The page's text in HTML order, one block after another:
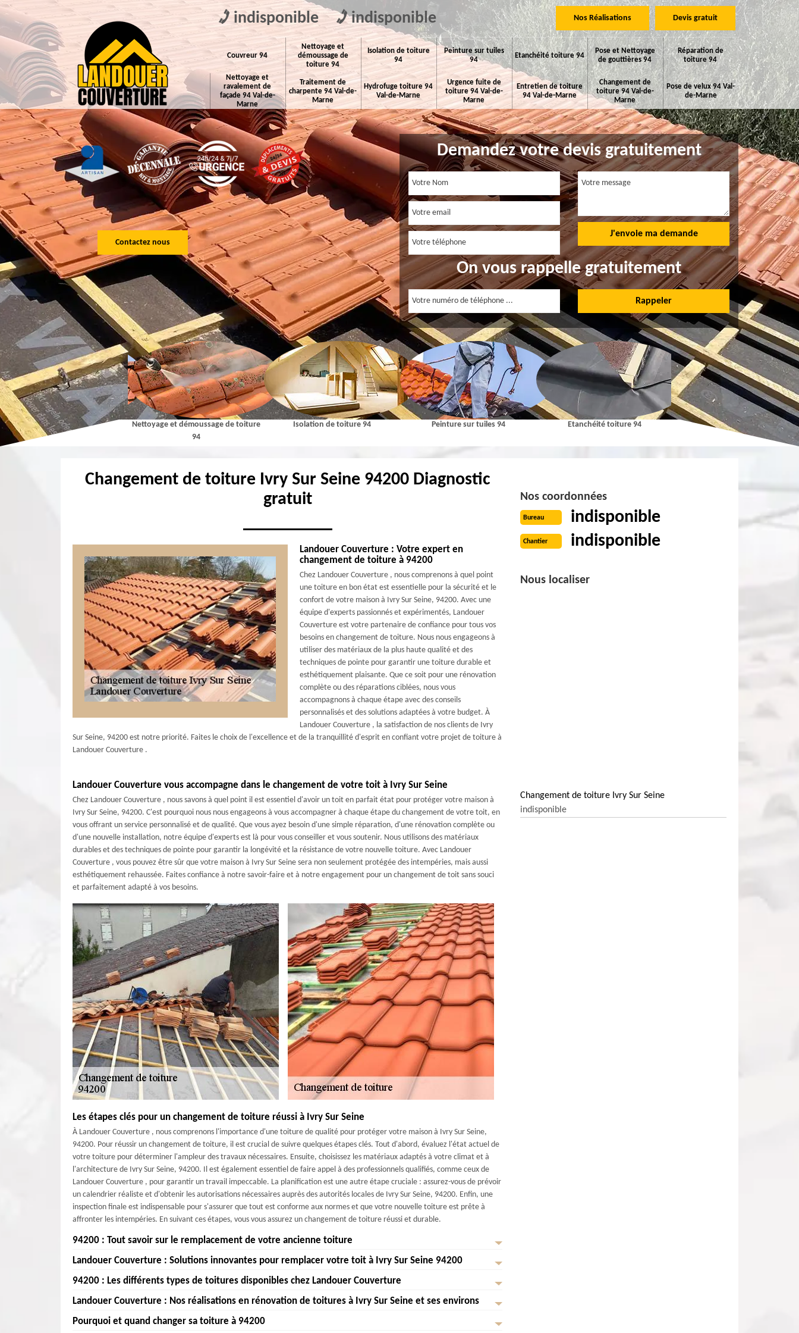
indisponible indisponible Nos Réalisations Devis gratuit
Couvreur 94
Nettoyage et
démoussage de
toiture 94
Isolation de toiture
94
Peinture sur tuiles
94
Etanchéité toiture 94
Pose et Nettoyage
de gouttières 94
Réparation de
toiture 94
Nettoyage et
ravalement de
façade 94 Val-de-
Marne
Traitement de
charpente 94 Val-de-
Marne
Hydrofuge toiture 94
Val-de-Marne
Urgence fuite de
toiture 94 Val-de-
Marne
Entretien de toiture
94 Val-de-Marne
Changement de
toiture 94 Val-de-
Marne
Pose de velux 94 Val-
de-Marne
Contactez nous
Demandez votre devis gratuitement
On vous rappelle gratuitement
Couvreur 94
Nettoyage et démoussage de toiture
94
Isolation de toiture 94 Peinture sur tuiles 94 Etanchéité toiture 94 Pose et Nettoyage de gouttières
Changement de toiture Ivry Sur Seine 94200 Diagnostic
gratuit
Landouer Couverture : Votre expert en
changement de toiture à 94200
Chez Landouer Couverture , nous comprenons à quel point
une toiture en bon état est essentielle pour la sécurité et le
confort de votre maison à Ivry Sur Seine, 94200. Avec une
équipe d'experts passionnés et expérimentés, Landouer
Couverture est votre partenaire de confiance pour tous vos
besoins en changement de toiture. Nous nous engageons à
utiliser des matériaux de la plus haute qualité et des
techniques de pointe pour garantir une toiture durable et
esthétiquement plaisante. Que ce soit pour une rénovation
complète ou des réparations ciblées, nous vous
accompagnons à chaque étape avec des conseils
personnalisés et des solutions adaptées à votre budget. À
Landouer Couverture , la satisfaction de nos clients de Ivry
Sur Seine, 94200 est notre priorité. Faites le choix de l'excellence et de la tranquillité d'esprit en confiant votre projet de toiture à
Landouer Couverture .
Landouer Couverture vous accompagne dans le changement de votre toit à Ivry Sur Seine
Chez Landouer Couverture , nous savons à quel point il est essentiel d'avoir un toit en parfait état pour protéger votre maison à
Ivry Sur Seine, 94200. C'est pourquoi nous nous engageons à vous accompagner à chaque étape du changement de votre toit, en
vous offrant un service personnalisé et de qualité. Que vous ayez besoin d'une simple réparation, d'une rénovation complète ou
d'une nouvelle installation, notre équipe d'experts est là pour vous conseiller et vous soutenir. Nous utilisons des matériaux
durables et des techniques de pointe pour garantir la longévité et la résistance de votre nouvelle toiture. Avec Landouer
Couverture , vous pouvez être sûr que votre maison à Ivry Sur Seine sera non seulement protégée des intempéries, mais aussi
esthétiquement rehaussée. Faites confiance à notre savoir-faire et à notre engagement pour un changement de toit sans souci
et parfaitement adapté à vos besoins.
Les étapes clés pour un changement de toiture réussi à Ivry Sur Seine
À Landouer Couverture , nous comprenons l'importance d'une toiture de qualité pour protéger votre maison à Ivry Sur Seine,
94200. Pour réussir un changement de toiture, il est crucial de suivre quelques étapes clés. Tout d'abord, évaluez l'état actuel de
votre toiture pour déterminer l'ampleur des travaux nécessaires. Ensuite, choisissez les matériaux adaptés à votre climat et à
l'architecture de Ivry Sur Seine, 94200. Il est également essentiel de faire appel à des professionnels qualifiés, comme ceux de
Landouer Couverture , pour garantir un travail impeccable. La planification est une autre étape cruciale : assurez-vous de prévoir
un calendrier réaliste et d'obtenir les autorisations nécessaires auprès des autorités locales de Ivry Sur Seine, 94200. Enfin, une
inspection finale est indispensable pour s'assurer que tout est conforme aux normes et que votre nouvelle toiture est prête à
affronter les intempéries. En suivant ces étapes, vous vous assurez un changement de toiture réussi et durable.
94200 : Tout savoir sur le remplacement de votre ancienne toiture
Chez Landouer Couverture , nous comprenons l'importance de maintenir votre maison de Ivry Sur Seine en parfait état. Le
remplacement de votre ancienne toiture à 94200 est une étape cruciale pour assurer la durabilité et la sécurité de votre
des fuites et des problèmes d'isolation. À Landouer Couverture , nous offrons une gamme de services spécialisés pour le
remplacement de toiture, en utilisant des matériaux de haute qualité adaptés aux conditions climatiques de Ivry Sur Seine. Notre
équipe d'experts est à votre disposition pour évaluer l'état de votre toiture actuelle et vous conseiller sur les meilleures options
Landouer Couverture : Solutions innovantes pour remplacer votre toit à Ivry Sur Seine 94200
Landouer Couverture se distingue comme le leader dans le domaine des solutions innovantes pour remplacer votre toit à Ivry Sur
Seine 94200. Forts d'une expérience étendue et d'une équipe d'experts passionnés, nous nous engageons à offrir des services de
la protection et le confort de votre foyer. C'est pourquoi nous utilisons des matériaux de pointe et des techniques de pointe pour
94200 : Les différents types de toitures disponibles chez Landouer Couverture
À Landouer Couverture , nous comprenons que le choix de la toiture est crucial pour le confort et la durabilité de votre maison à
94200. C'est pourquoi nous offrons une variété de toitures pour répondre à tous vos besoins et préférences. Que vous soyez à la
Landouer Couverture : Nos réalisations en rénovation de toitures à Ivry Sur Seine et ses environs
Landouer Couverture : Nos réalisations en rénovation de toitures à Ivry Sur Seine et ses environs. Chez Landouer Couverture ,
Pourquoi et quand changer sa toiture à 94200
Nos coordonnées
Bureau indisponible
Chantier indisponible
Nous localiser
Changement de toiture Ivry Sur Seine
indisponible